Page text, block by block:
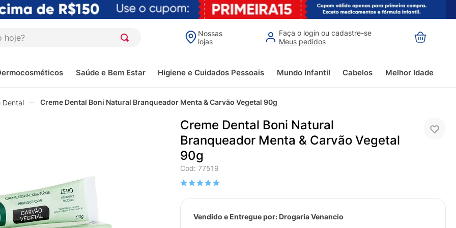
Nossas
lojas
Faça o login ou cadastre-se
Meus pedidos
Saúde e Bem Estar Higiene e Cuidados Pessoais Mundo Infantil Cabelos Melhor Idade
Dental Creme Dental Boni Natural Branqueador Menta & Carvão Vegetal 90g
Creme Dental Boni Natural
Branqueador Menta & Carvão Vegetal
90g
Cod:77519
Vendido e Entregue por: Drogaria Venancio